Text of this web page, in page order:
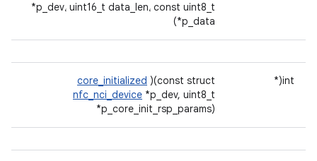
*p_dev، uint16_t data_len، const uint8_t
*p_data)
int(*
core_initialized )(const struct
nfc_nci_device *p_dev, uint8_t
*p_core_init_rsp_params)